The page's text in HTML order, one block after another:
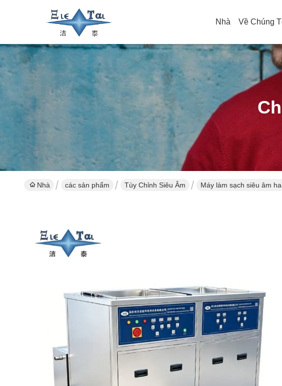
Nhà Về Chúng
Nhà các sản phẩm Tùy Chỉnh Siêu Âm Máy làm sạch siêu âm